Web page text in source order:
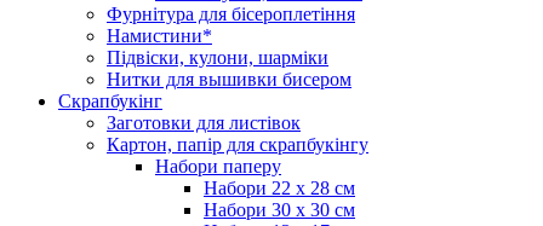
Фурнітура для бісероплетіння
Намистини*
Підвіски, кулони, шарміки
Нитки для вышивки бисером
Скрапбукінг
Заготовки для листівок
Картон, папір для скрапбукінгу
Набори паперу
Набори 22 х 28 см
Набори 30 х 30 см